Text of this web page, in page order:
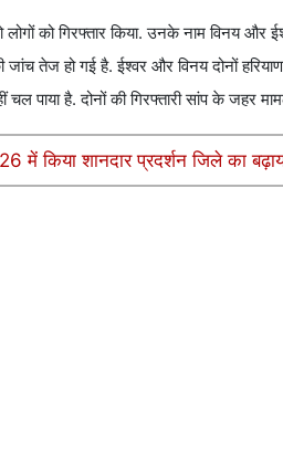
को गिरफ्तार किया. उनके नाम विनय
तेज हो गई है. ईश्वर और विनय दोनों
पाया है. दोनों की गिरफ्तारी सांप के जहर
में किया शानदार प्रदर्शन जिले का